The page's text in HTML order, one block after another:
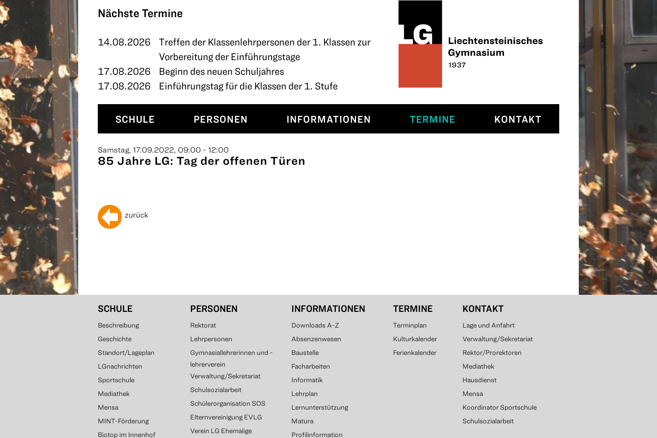
Nächste Termine
14.08.2026
Treffen der Klassenlehrpersonen der 1. Klassen zur
Vorbereitung der Einführungstage
17.08.2026
Beginn des neuen Schuljahres
17.08.2026
Einführungstag für die Klassen der 1. Stufe
SCHULE PERSONEN INFORMATIONEN TERMINE KONTAKT
KONTAKT
Samstag, 17.09.2022, 09:00 - 12:00
85 Jahre LG: Tag der offenen Türen
zurück
SCHULE
Beschreibung
Geschichte
Standort/Lageplan
LGnachrichten
Sportschule
Mediathek
Mensa
MINT-Förderung
Biotop im Innenhof
PERSONEN
Rektorat
Lehrpersonen
Gymnasiallehrerinnen und -
lehrerverein
Verwaltung/Sekretariat
Schulsozialarbeit
Schülerorganisation SOS
Elternvereinigung EVLG
Verein LG Ehemalige
INFORMATIONEN
Downloads A-Z
Absenzenwesen
Baustelle
Facharbeiten
Informatik
Lehrplan
Lernunterstützung
Matura
Profilinformation
TERMINE
Terminplan
Kulturkalender
Ferienkalender
KONTAKT
Lage und Anfahrt
Verwaltung/Sekretariat
Rektor/Prorektoren
Mediathek
Hausdienst
Mensa
Koordinator Sportschule
Schulsozialarbeit